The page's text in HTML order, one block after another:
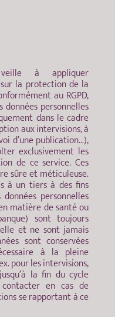
à appliquer
la protection de la
au RGPD,
données personnelles
dans le cadre
aux intervisions, à
d’une publication…),
exclusivement les
de ce service. Ces
sûre et méticuleuse.
à un tiers à des fins
personnelles
matière de santé ou
sont toujours
et ne sont jamais
sont conservées
à la pleine
pour les intervisions,
la fin du cycle
en cas de
se rapportant à ce